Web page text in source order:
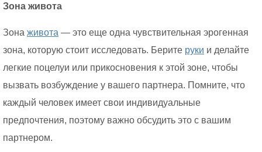
Зона живота
Зона живота — это еще одна чувствительная эрогенная
зона, которую стоит исследовать. Берите руки и делайте
легкие поцелуи или прикосновения к этой зоне, чтобы
вызвать возбуждение у вашего партнера. Помните, что
каждый человек имеет свои индивидуальные
предпочтения, поэтому важно обсудить это с вашим
партнером.